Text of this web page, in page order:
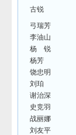
古锐
弓瑞芳
李油山
杨 锐
杨芳
饶忠明
刘珀
谢治深
史竞羽
战丽娜
刘友平